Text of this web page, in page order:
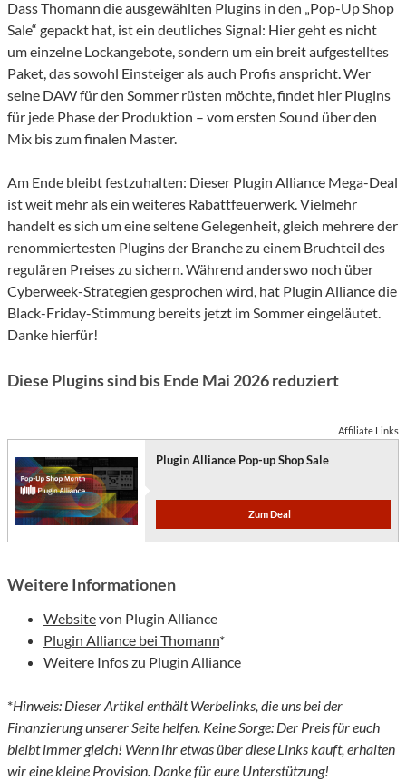
Dass Thomann die ausgewählten Plugins in den „Pop-Up Shop
Sale“ gepackt hat, ist ein deutliches Signal: Hier geht es nicht
um einzelne Lockangebote, sondern um ein breit aufgestelltes
Paket, das sowohl Einsteiger als auch Profis anspricht. Wer
seine DAW für den Sommer rüsten möchte, findet hier Plugins
für jede Phase der Produktion – vom ersten Sound über den
Mix bis zum finalen Master.
Am Ende bleibt festzuhalten: Dieser Plugin Alliance Mega-Deal
ist weit mehr als ein weiteres Rabattfeuerwerk. Vielmehr
handelt es sich um eine seltene Gelegenheit, gleich mehrere der
renommiertesten Plugins der Branche zu einem Bruchteil des
regulären Preises zu sichern. Während anderswo noch über
Cyberweek-Strategien gesprochen wird, hat Plugin Alliance die
Black-Friday-Stimmung bereits jetzt im Sommer eingeläutet.
Danke hierfür!
Diese Plugins sind bis Ende Mai 2026 reduziert
Affiliate Links
Plugin Alliance Pop-up Shop Sale
Zum Deal
Weitere Informationen
Websitevon Plugin Alliance
Plugin Alliance bei Thomann*
Weitere Infos zu Plugin Alliance
*Hinweis: Dieser Artikel enthält Werbelinks, die uns bei der
Finanzierung unserer Seite helfen. Keine Sorge: Der Preis für euch
bleibt immer gleich! Wenn ihr etwas über diese Links kauft, erhalten
wir eine kleine Provision. Danke für eure Unterstützung!